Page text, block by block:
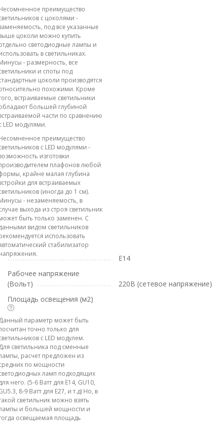
преимущество
с цоколями -
под все указанные
цоколи можно купить
светодиодные лампы и
в светильниках.
- размерность, все
и споты под
цоколи производятся
похожими. Кроме
встраиваемые светильники
большей глубиной
части по сравнению
LED модулями.
преимущество
с LED модулями -
изготовки
плафонов любой
крайне малая глубина
для встраиваемых
(иногда до 1 см).
- незаменяемость, в
выхода из строя светильник
быть только заменен. С
видом светильников
использовать
стабилизатор
E14
Рабочее напряжение
(Вольт)
220В (сетевое напряжение)
Площадь освещения (м2)
параметр может быть
точно только для
с LED модулем.
светильника под сменные
расчет предложен из
по мощности
ламп подходящих
него. (5-6 Ватт для E14, GU10,
8-9 Ватт для E27, и т.д) Но, в
светильник можно взять
и большей мощности и
освещаемая площадь